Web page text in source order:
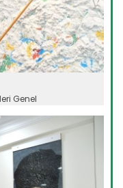
Genel